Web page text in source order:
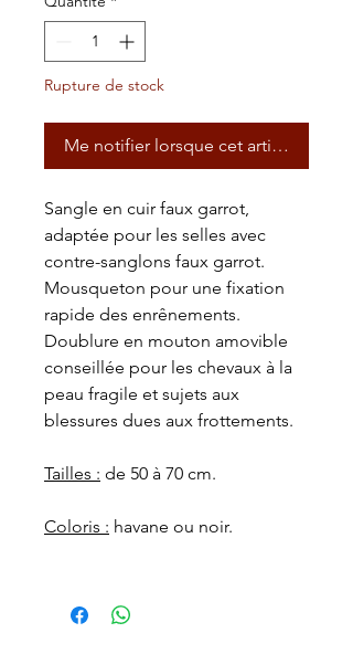
Rupture de stock
Me notifier lorsque cet article est
Sangle en cuir faux garrot,
adaptée pour les selles avec
contre-sanglons faux garrot.
Mousqueton pour une fixation
rapide des enrênements.
Doublure en mouton amovible
conseillée pour les chevaux à la
peau fragile et sujets aux
blessures dues aux frottements.
Tailles : de 50 à 70 cm.
Coloris : havane ou noir.